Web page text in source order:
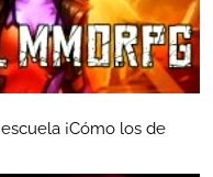
¡Cómo los de